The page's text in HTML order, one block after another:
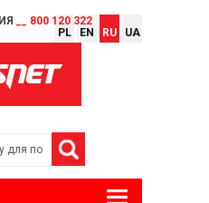
__ 800 120 322
PL
EN RU UA